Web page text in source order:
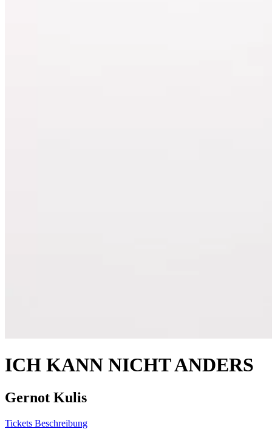
ICH KANN NICHT ANDERS
Gernot Kulis
Tickets Beschreibung